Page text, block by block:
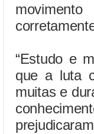
“Estudo e
que a luta
muitas e